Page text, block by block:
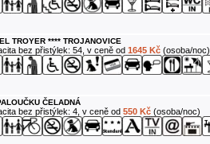
TROYER **** TROJANOVICE
bez přistýlek: 54, v ceně od 1645 Kč(osoba/noc)
ČELADNÁ
bez přistýlek: 4, v ceně od 550 Kč(osoba/noc)